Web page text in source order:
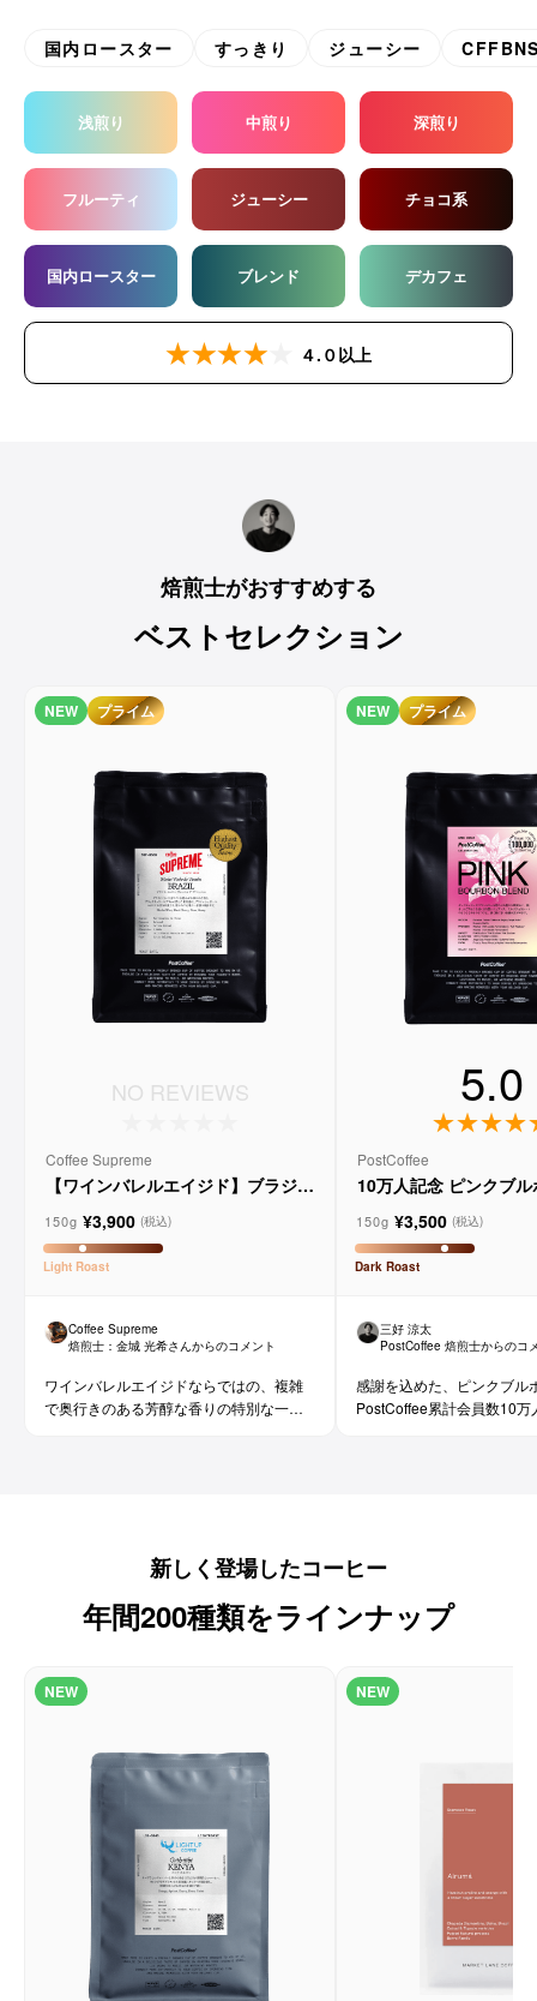
国内ロースター すっきり ジューシー
浅煎り 中煎り 深煎り
フルーティ ジューシー チョコ系
国内ロースター ブレンド デカフェ
４.０以上
焙煎士がおすすめする
ベストセレクション
NEW プライム
NO REVIEWS
Coffee Supreme
【ワインバレルエイジド】ブラジル
ョ
150g ¥3,900 (税込)
Light Roast
Coffee Supreme
焙煎士： 金城 光希さんからのコメント
ワインバレルエイジドならではの、複雑
で奥行きのある芳醇な香りの特別な一杯
NEW プライム
5.0
PostCoffee
10万人記念 ピンクブ
150g ¥3,500 (税込)
Dark Roast
三好 涼太
PostCoffee 焙煎士からのコ
感謝を込めた、ピンクブル
PostCoffee累計会員数10万
新しく登場したコーヒー
年間200種類をラインナップ
NEW NEW